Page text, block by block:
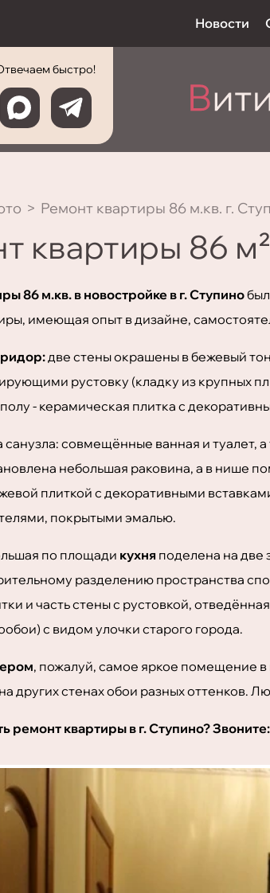
Новости
быстро!
> Ремонт квартиры 86 м.кв. г.
квартиры 86
86 м.кв. в новостройке в г. Ступино
имеющая опыт в дизайне,
две стены окрашены в бежевый
рустовку (кладку из крупных
- керамическая плитка с
санузла: совмещённые ванная и туалет,
небольшая раковина, а в нише
плиткой с декоративными
покрытыми эмалью.
по площади кухня поделена на две
разделению пространства
и часть стены с рустовкой,
с видом улочки старого города.
, пожалуй, самое яркое помещение
других стенах обои разных оттенков.
ремонт квартиры в г. Ступино? Звоните: